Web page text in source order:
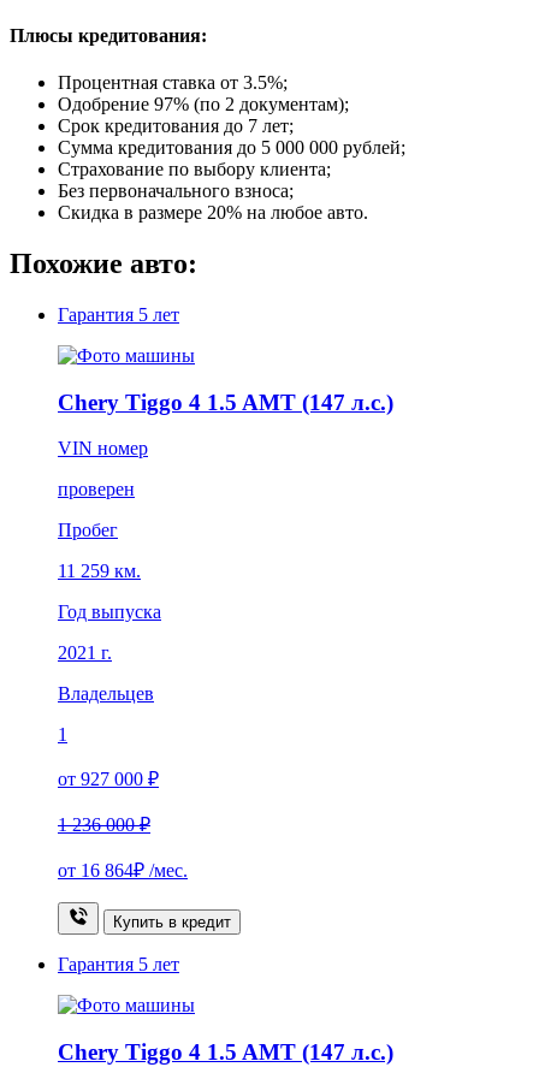
Плюсы кредитования:
Процентная ставка от 3.5%;
Одобрение 97% (по 2 документам);
Срок кредитования до 7 лет;
Сумма кредитования до 5 000 000 рублей;
Страхование по выбору клиента;
Без первоначального взноса;
Скидка в размере 20% на любое авто.
Похожие авто:
Гарантия 5 лет
Chery Tiggo 4 1.5 AMT (147 л.с.)
VIN номер
проверен
Пробег
11 259 км.
Год выпуска
2021 г.
Владельцев
1
от 927 000 ₽
1 236 000 ₽
от 16 864₽ /мес.
Купить в кредит
Гарантия 5 лет
Chery Tiggo 4 1.5 AMT (147 л.с.)